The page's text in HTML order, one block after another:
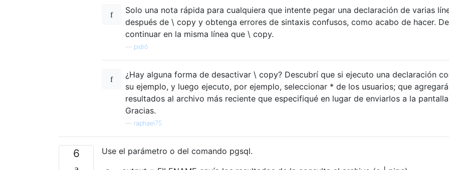
Solo una nota rápida para cualquiera que intente pegar una declaración de varias
después de \ copy y obtenga errores de sintaxis confusos, como acabo de hacer.
continuar en la misma línea que \ copy.
pidió
¿Hay alguna forma de desactivar \ copy? Descubrí que si ejecuto una declaración
su ejemplo, y luego ejecuto, por ejemplo, seleccionar * de los usuarios; que
resultados al archivo más reciente que especifiqué en lugar de enviarlos a la
Gracias.
raphael75
6
Use el parámetro o del comando pgsql.